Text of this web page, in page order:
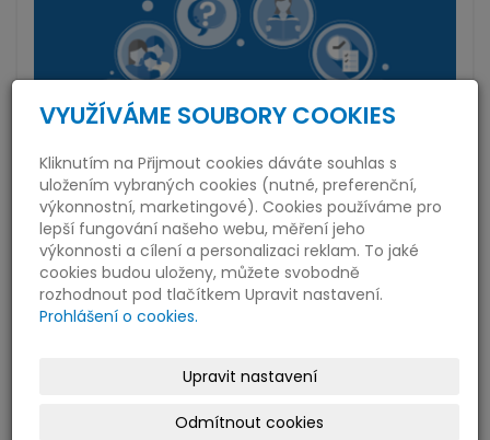
VYUŽÍVÁME SOUBORY COOKIES
Kliknutím na Přijmout cookies dáváte souhlas s
uložením vybraných cookies (nutné, preferenční,
výkonnostní, marketingové). Cookies používáme pro
lepší fungování našeho webu, měření jeho
výkonnosti a cílení a personalizaci reklam. To jaké
cookies budou uloženy, můžete svobodně
rozhodnout pod tlačítkem Upravit nastavení.
Prohlášení o cookies.
Upravit nastavení
Odmítnout cookies